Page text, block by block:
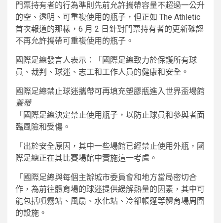
門票持有者的行為準則先前允許攜帶容量不超過一公升
的空、透明、可重複使用的瓶子，但正如 The Athletic
首次報道的那樣，6 月 2 日針對門票持有者的更新確認
不再允許攜帶可重複使用的瓶子。
國際足總發言人表示：「國際足總致力於保護所有球
員、裁判、球迷、志工和工作人員的健康和安全。
國際足總禁止球迷攜帶可再填充塑膠瓶進入世界盃場館
蓋蒂
「國際足總決定禁止使用瓶子，以防止球員和參與者面
臨風險和受傷。
「出於安全原因，其中一些場館已經禁止使用外瓶，國
際足總正在其比賽場館中實施這一考慮。
「國際足總與每個主辦城市委員會和地方當局密切合
作，為前往體育場的球迷提供緩解熱量的因素，其中可
能包括噴霧站、風扇、水化站、冷卻帳篷等體育場周圍
的設施。